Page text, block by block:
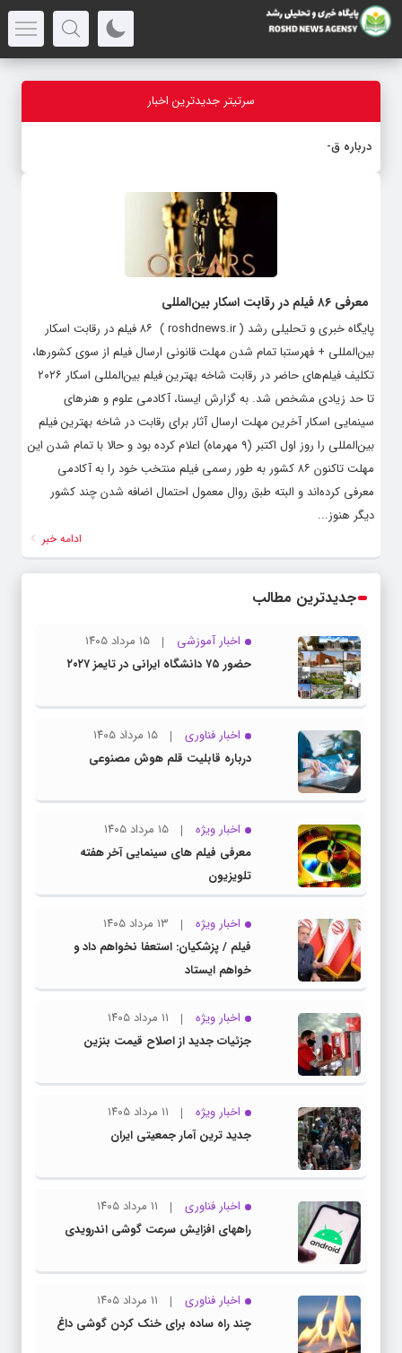
سرتیتر جدیدترین اخبار
درباره قابلیت
معرفی ۸۶ فیلم در رقابت اسکار بین‌المللی
پایگاه خبری و تحلیلی رشد ( roshdnews.ir ) ۸۶ فیلم در رقابت اسکار
بین‌المللی + فهرستبا تمام شدن مهلت قانونی ارسال فیلم از سوی کشورها،
تکلیف فیلم‌های حاضر در رقابت شاخه بهترین فیلم بین‌المللی اسکار ۲۰۲۶
تا حد زیادی مشخص شد. به گزارش ایسنا، آکادمی علوم و هنرهای
سینمایی اسکار آخرین مهلت ارسال آثار برای رقابت در شاخه بهترین فیلم
بین‌المللی را روز اول اکتبر (۹ مهرماه) اعلام کرده بود و حالا با تمام شدن این
مهلت تاکنون ۸۶ کشور به طور رسمی فیلم منتخب خود را به آکادمی
معرفی کرده‌اند و البته طبق روال معمول احتمال اضافه شدن چند کشور
دیگر هنوز...
ادامه خبر
جدیدترین مطالب
اخبار آموزشی
۱۵ مرداد ۱۴۰۵
حضور ۷۵ دانشگاه ایرانی در تایمز ۲۰۲۷
اخبار فناوری
۱۵ مرداد ۱۴۰۵
درباره قابلیت قلم هوش مصنوعی
اخبار ویژه
۱۵ مرداد ۱۴۰۵
معرفی فیلم های سینمایی آخر هفته
تلویزیون
اخبار ویژه
۱۳ مرداد ۱۴۰۵
فیلم / پزشکیان: استعفا نخواهم داد و
خواهم ایستاد
اخبار ویژه
۱۱ مرداد ۱۴۰۵
جزئیات جدید از اصلاح قیمت بنزین
اخبار ویژه
۱۱ مرداد ۱۴۰۵
جدید ترین آمار جمعیتی ایران
اخبار فناوری
۱۱ مرداد ۱۴۰۵
راههای افزایش سرعت گوشی اندرویدی
اخبار فناوری
۱۱ مرداد ۱۴۰۵
چند راه‌ ساده برای خنک کردن گوشی داغ